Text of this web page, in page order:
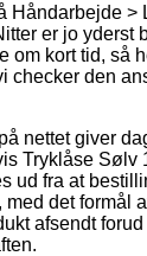
Håndarbejde >
er jo yderst
om kort tid, så
checker den
nettet giver
Tryklåse Sølv
ud fra at
det formål
afsendt forud